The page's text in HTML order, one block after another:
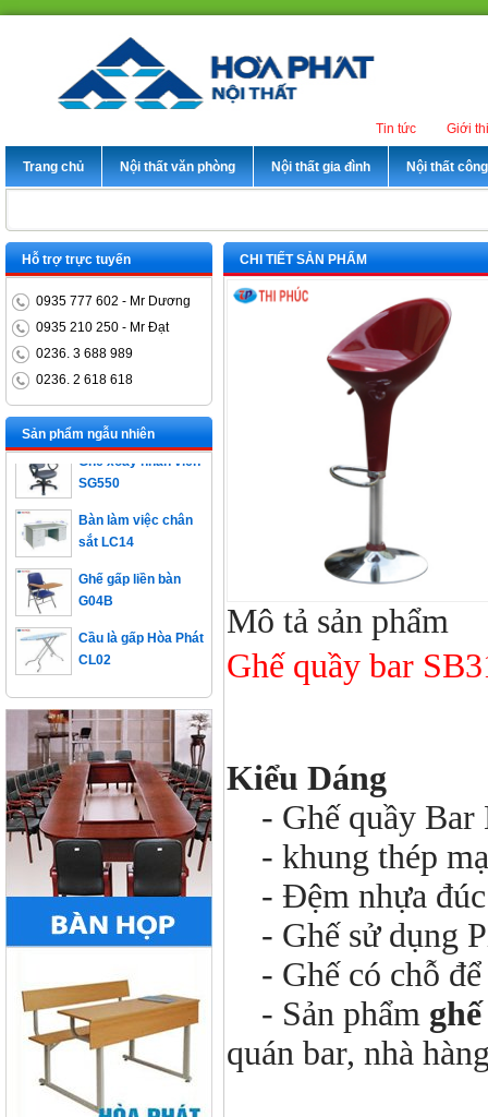
Giới
Tin tức
Trang chủ Nội thất văn phòng Nội thất gia đình Nội thất
CHI TIẾT SẢN PHẨM
Mô tả sản phẩm
Ghế quầy bar
Kiểu Dáng
- Ghế quầy Bar
- khung thép
- Đệm nhựa
- Ghế sử dụng
- Ghế có chỗ
- Sản phẩm
quán bar, nhà
Hỗ trợ trực tuyến
0935 777 602 - Mr Dương
0935 210 250 - Mr Đạt
0236. 3 688 989
0236. 2 618 618
Sản phẩm ngẫu nhiên
Bàn trưởng phòng
ET1400D
Ghế xoay nhân viên
SG550
sắt LC14
G04B
CL02